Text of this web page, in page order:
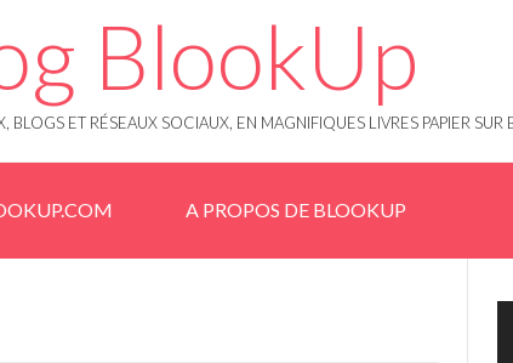
BlookUp
ET RÉSEAUX SOCIAUX, EN MAGNIFIQUES LIVRES PAPIER
A PROPOS DE BLOOKUP